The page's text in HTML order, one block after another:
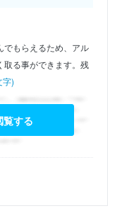
でもらえるため、アル
取る事ができます。残
字)
覧する